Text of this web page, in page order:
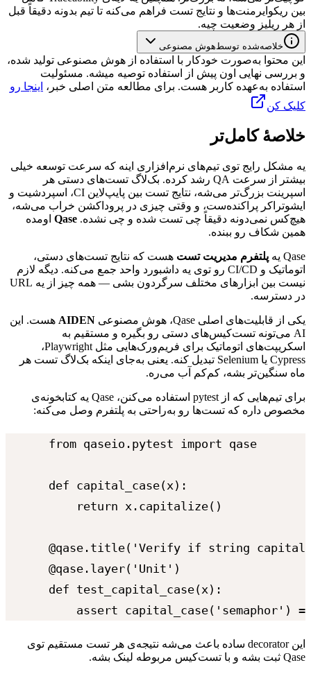
بین ریکوایرمنت‌ها و نتایج تست فراهم می‌کنه تا تیم بدونه دقیقاً قبل
از هر ریلیز وضعیت چیه.
خلاصه‌شده توسطهوش مصنوعی
این محتوا به‌صورت خودکار با استفاده از هوش مصنوعی تولید شده،
و بررسی نهایی اون پیش از استفاده توصیه میشه. مسئولیت
استفاده به‌عهده کاربر هست. برای مطالعه متن اصلی خبر، اینجا رو
کلیک کن
خلاصهٔ کامل‌تر
یه مشکل رایج توی تیم‌های نرم‌افزاری اینه که سرعت توسعه خیلی
بیشتر
از سرعت QA رشد کرده. بک‌لاگ تست‌های دستی هر
اسپرینت بزرگ‌تر می‌شه، نتایج تست بین پایپ‌لاین CI، اسپردشیت و
ایشوتراکر پراکنده‌ست، و وقتی چیزی در پروداکشن خراب می‌شه،
هیچ‌کس نمی‌دونه دقیقاً چی تست شده و چی نشده. Qase اومده
همین شکاف رو ببنده.
Qase یه پلتفرم مدیریت تست هست که نتایج تست‌های دستی،
اتوماتیک و CI/CD رو توی یه داشبورد واحد جمع می‌کنه. دیگه لازم
نیست بین ابزارهای مختلف سرگردون بشی — همه چیز از یه URL
در دسترسه.
یکی از قابلیت‌های اصلی Qase، هوش مصنوعی AIDEN هست. این
AI می‌تونه تست‌کیس‌های دستی رو بگیره و مستقیم به
اسکریپت‌های اتوماتیک برای فریم‌ورک‌هایی مثل Playwright،
Cypress یا Selenium تبدیل کنه. یعنی به‌جای اینکه بک‌لاگ تست هر
ماه سنگین‌تر بشه، کم‌کم آب می‌ره.
برای تیم‌هایی که از pytest استفاده می‌کنن، Qase یه کتابخونه‌ی
مخصوص داره که تست‌ها رو به‌راحتی به پلتفرم وصل می‌کنه:
from qaseio.pytest import qase
def capital_case(x):
    return x.capitalize()
@qase.title('Verify if string
@qase.layer('Unit')
def test_capital_case(x):
assert capital_case('semaphor')
این decorator ساده باعث می‌شه نتیجه‌ی هر تست مستقیم توی
Qase ثبت بشه و با تست‌کیس مربوطه لینک بشه.